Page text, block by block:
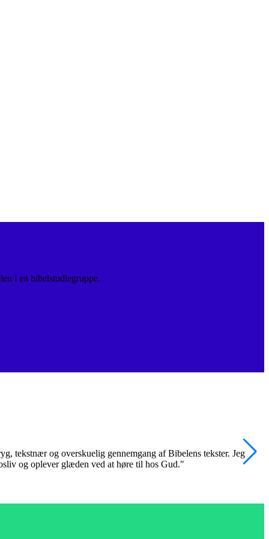
i en bibelstudiegruppe.
tekstnær og overskuelig gennemgang af Bibelens tekster. Jeg
og oplever glæden ved at høre til hos Gud."